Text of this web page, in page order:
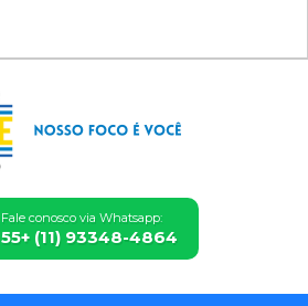
Fale conosco via Whatsapp:
55+ (11) 93348-4864